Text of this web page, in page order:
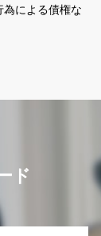
による債権な
ド